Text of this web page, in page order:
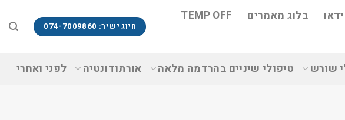
בלוג מאמרים
TEMP OFF
חיוג ישיר: 074-7009860
שורש טיפולי שיניים בהרדמה מלאה אורתודונטיה לפני ואחרי